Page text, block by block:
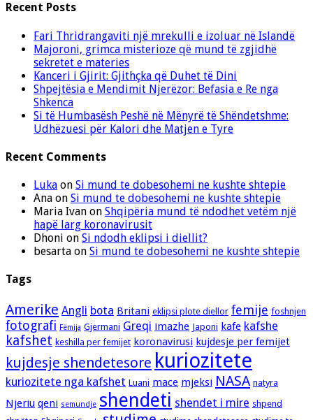
Recent Posts
Fari Thridrangaviti një mrekulli e izoluar në Islandë
Majoroni, grimca misterioze që mund të zgjidhë
sekretet e materies
Kanceri i Gjirit: Gjithçka që Duhet të Dini
Shpejtësia e Mendimit Njerëzor: Befasia e Re nga
Shkenca
Si të Humbasësh Peshë në Mënyrë të Shëndetshme:
Udhëzuesi për Kalori dhe Matjen e Tyre
Recent Comments
Luka on Si mund te dobesohemi ne kushte shtepie
Ana on Si mund te dobesohemi ne kushte shtepie
Maria Ivan on Shqipëria mund të ndodhet vetëm një
hapë larg koronavirusit
Dhoni on Si ndodh eklipsi i diellit?
besarta on Si mund te dobesohemi ne kushte shtepie
Tags
Amerike Angli bota Britani eklipsi plote diellor femije foshnjen
fotografi Fëmija Gjermani Greqi imazhe Japoni kafe kafshe
kafshet keshilla per femijet koronavirusi kujdesje per femijet
kujdesje shendetesore kuriozitete
kuriozitete nga kafshet Luani mace mjeksi NASA natyra
Njeriu qeni semundje shendeti shendet i mire shpend